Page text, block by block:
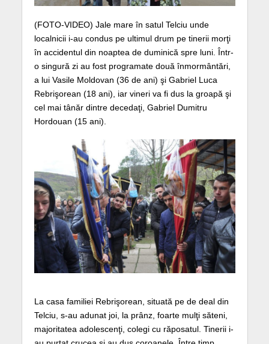
(FOTO-VIDEO) Jale mare în satul Telciu unde
localnicii i-au condus pe ultimul drum pe tinerii morţi
în accidentul din noaptea de duminică spre luni. Într-
o singură zi au fost programate două înmormântări,
a lui Vasile Moldovan (36 de ani) şi Gabriel Luca
Rebrişorean (18 ani), iar vineri va fi dus la groapă şi
cel mai tânăr dintre decedaţi, Gabriel Dumitru
Hordouan (15 ani).
La casa familiei Rebrişorean, situată pe de deal din
Telciu, s-au adunat joi, la prânz, foarte mulţi săteni,
majoritatea adolescenţi, colegi cu răposatul. Tinerii i-